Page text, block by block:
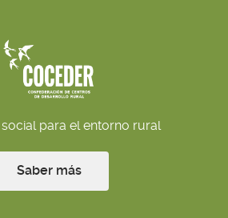
para el entorno rural
Saber más